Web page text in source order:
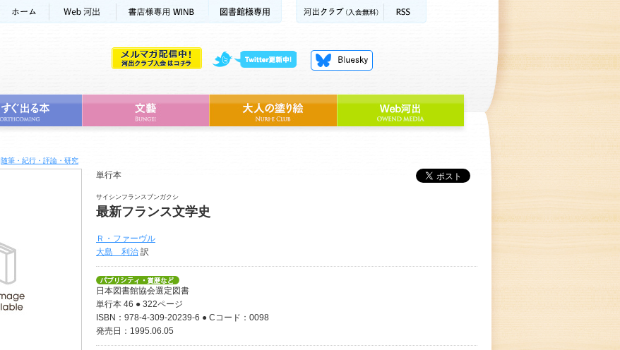
随筆・紀行・評論・研究
単行本
サイシンフランスブンガクシ
最新フランス文学史
Ｒ・ファーヴル
大島 利治 訳
日本図書館協会選定図書
単行本 46 ● 322ページ
ISBN：978-4-309-20239-6 ● Cコード：0098
発売日：1995.06.05